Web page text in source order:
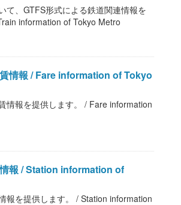
て、GTFS形式による鉄道関連情報を
information of Tokyo Metro
情報 / Fare information of Tokyo
情報を提供します。 / Fare information
報 / Station information of
報を提供します。 / Station information